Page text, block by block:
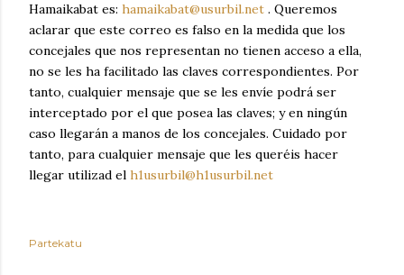
Hamaikabat es: hamaikabat@usurbil.net . Queremos
aclarar que este correo es falso en la medida que los
concejales que nos representan no tienen acceso a ella,
no se les ha facilitado las claves correspondientes. Por
tanto, cualquier mensaje que se les envíe podrá ser
interceptado por el que posea las claves; y en ningún
caso llegarán a manos de los concejales. Cuidado por
tanto, para cualquier mensaje que les queréis hacer
llegar utilizad el h1usurbil@h1usurbil.net
Partekatu